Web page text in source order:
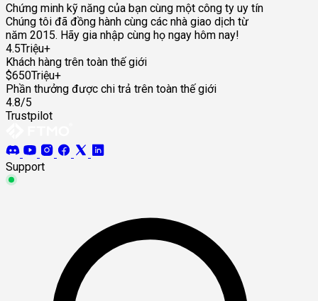
Chứng minh kỹ năng của bạn cùng một công ty uy tín
Chúng tôi đã đồng hành cùng các nhà giao dịch từ
năm 2015. Hãy gia nhập cùng họ ngay hôm nay!
4.5Triệu+
Khách hàng trên toàn thế giới
$650Triệu+
Phần thưởng được chi trả trên toàn thế giới
4.8/5
Trustpilot
Support